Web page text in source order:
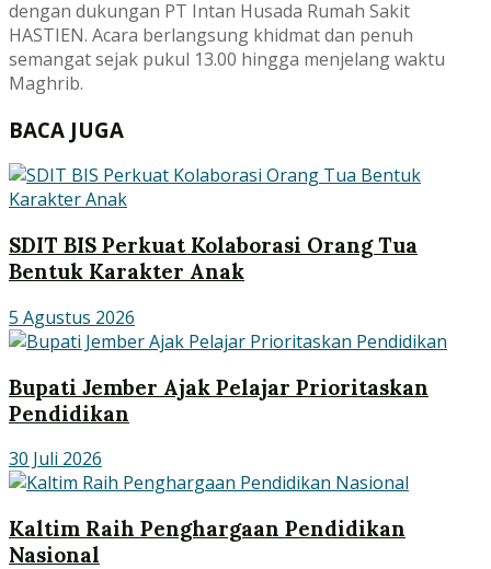
dengan dukungan PT Intan Husada Rumah Sakit
HASTIEN. Acara berlangsung khidmat dan penuh
semangat sejak pukul 13.00 hingga menjelang waktu
Maghrib.
BACA JUGA
SDIT BIS Perkuat Kolaborasi Orang Tua
Bentuk Karakter Anak
5 Agustus 2026
Bupati Jember Ajak Pelajar Prioritaskan
Pendidikan
30 Juli 2026
Kaltim Raih Penghargaan Pendidikan
Nasional